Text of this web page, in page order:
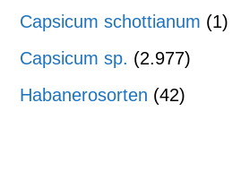
Capsicum schottianum (1)
Capsicum sp. (2.977)
Habanerosorten (42)